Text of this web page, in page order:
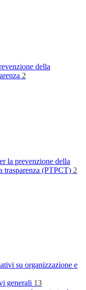
della
2
la prevenzione della
trasparenza (PTPCT) 2
su organizzazione e
generali 13